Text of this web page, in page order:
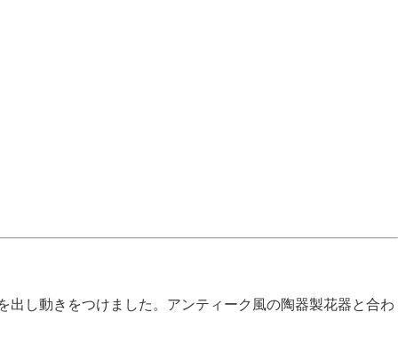
し動きをつけました。アンティーク風の陶器製花器と合わ